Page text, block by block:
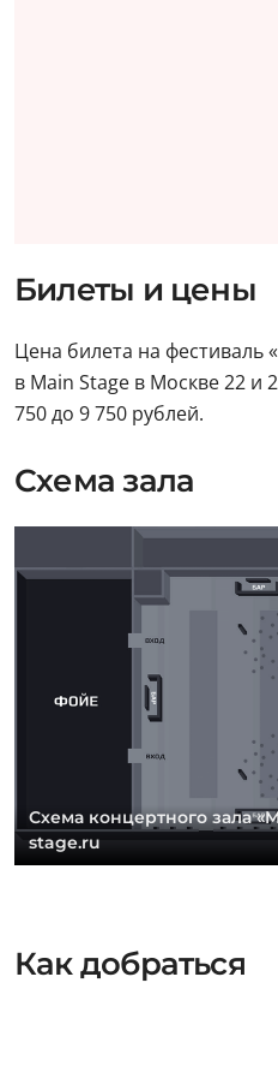
Билеты и цены
Цена билета на фестиваль
в Main Stage в Москве 22 и
750 до 9 750 рублей.
Схема зала
Схема концертного зала
stage.ru
Как добраться